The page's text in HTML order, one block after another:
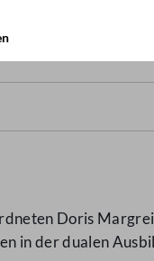
Doris
in der dualen